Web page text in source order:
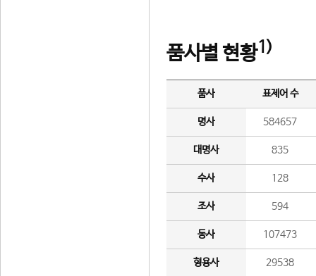
품사별 현황1)
품사 표제어 수
명사 584657
대명사 835
수사 128
조사 594
동사 107473
형용사 29538